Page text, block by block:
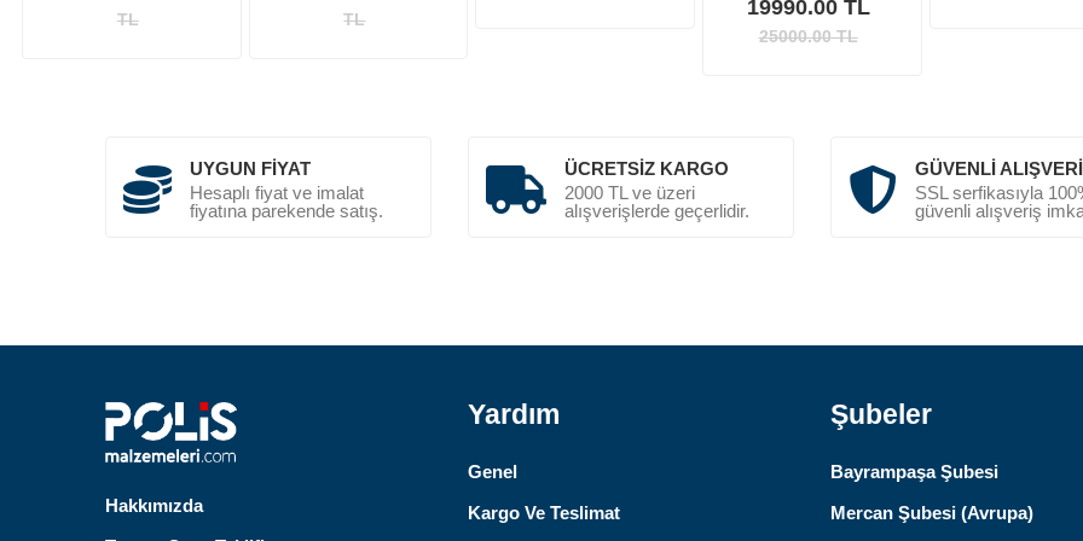
TL
TL
19990.00 TL
25000.00TL
UYGUN FIYAT
Hesaplı fiyat ve imalat
fiyatına parekende satış.
ÜCRETSIZ KARGO
2000 TL ve üzeri
alışverişlerde geçerlidir.
GÜVENLI
SSL serfikasıyla
güvenli alışveriş
Hakkımızda
Yardım
Genel
Kargo Ve Teslimat
Şubeler
Bayrampaşa Şubesi
Mercan Şubesi (Avrupa)